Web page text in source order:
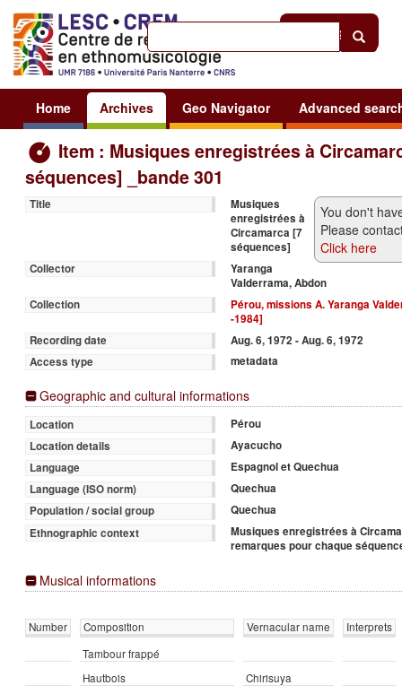
Sign in
Home Archives Geo Navigator Advanced
Item : Musiques enregistrées à
séquences] _bande 301
You don't
Please
Click here
Title
Musiques
enregistrées à
Circamarca [7
séquences]
Collector
Yaranga
Valderrama, Abdon
Collection
Pérou, missions A. Yaranga
-1984]
Recording date
Aug. 6, 1972 - Aug. 6, 1972
Access type
metadata
Geographic and cultural informations
Location
Pérou
Location details
Ayacucho
Language
Espagnol et Quechua
Language (ISO norm)
Quechua
Population / social group
Quechua
Ethnographic context
Musiques enregistrées à
remarques pour chaque
Musical informations
Number Composition Vernacular name
Interprets
Tambour frappé
Hautbois
Chirisuya